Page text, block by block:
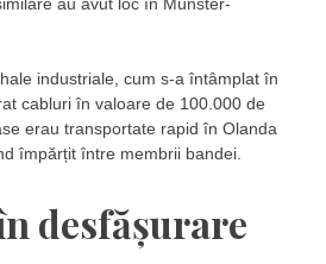
industriale, cum s-a întâmplat în
cabluri în valoare de 100.000 de
erau transportate rapid în Olanda
împărțit între membrii bandei.
desfășurare